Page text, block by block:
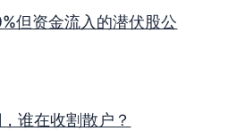
但资金流入的潜伏股公
谁在收割散户？